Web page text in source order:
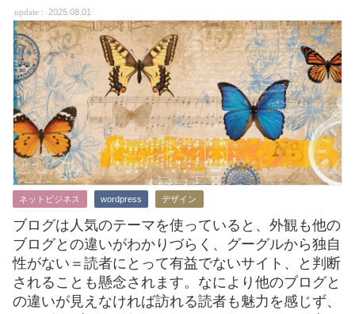
2025.08.01
ネットビジネス wordpress デザイン
ブログは人気のテーマを使っていると、外観も他の
ブログとの違いがわかりづらく、グーグルから独自
性がない＝読者にとって有益でないサイト、と判断
されることも懸念されます。なにより他のブログと
の違いが見えなければ訪れる読者も魅力を感じず、